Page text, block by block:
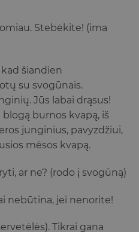
Stebėkite! (ima
kad šiandien
su svogūnais.
Jūs labai drąsus!
burnos kvapą, iš
junginius, pavyzdžiui,
mėsos kvapą.
ar ne? (rodo į svogūną)
nebūtina, jei nenorite!
Tikrai gana